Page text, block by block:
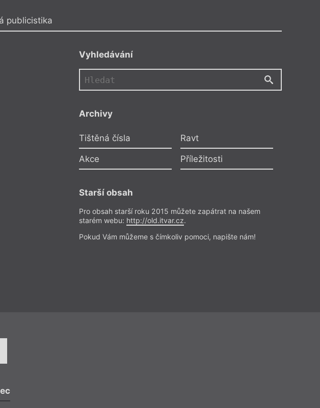
publicistika
JH
temnější
Vzpomíná Jan Hocek
povýšil psaní písní na literaturu.
Pro předplatitele
Drobná publicistika– Nekrolog
Z čísla 20/2016
Vyhledávání
Archivy
Tištěná čísla Ravt
Akce Příležitosti
Starší obsah
Pro obsah starší roku 2015 můžete zapátrat na našem
starém webu: http://old.itvar.cz.
Pokud Vám můžeme s čímkoliv pomoci, napište nám!